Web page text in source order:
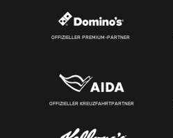
OFFIZIELLER PREMIUM-PARTNER
OFFIZIELLER KREUZFAHRTPARTNER